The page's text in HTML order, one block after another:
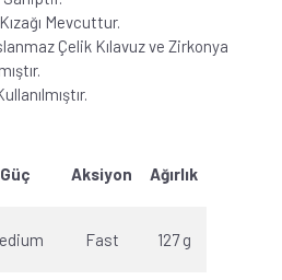
Mevcuttur.
Çelik Kılavuz ve Zirkonya
Güç Aksiyon Ağırlık
Fast 127 g